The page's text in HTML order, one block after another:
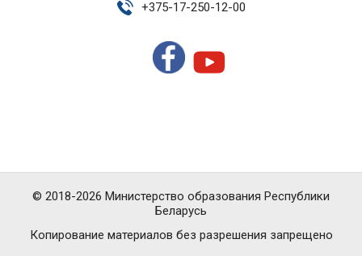
+375-17-250-12-00
Копирование материалов без разрешения запрещено
© 2018-2026 Министерство образования Республики
Беларусь